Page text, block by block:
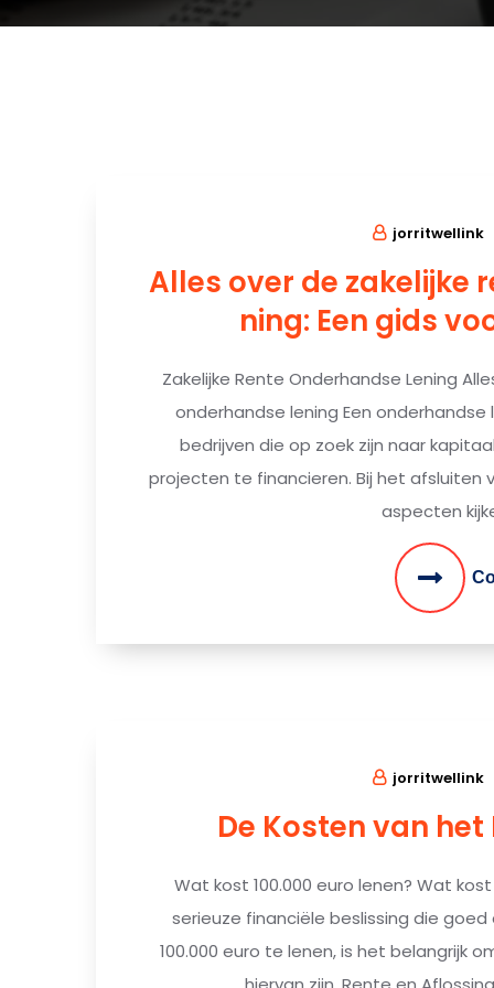
jorritwellink
Alles over de zakelijke
ning: Een gids
Zakelijke Rente Onderhandse Lening
onderhandse lening Een
bedrijven die op zoek zijn naar
projecten te financieren. Bij het afsluiten
aspecten
jorritwellink
De Kosten van het
Wat kost 100.000 euro lenen? Wat
serieuze financiële beslissing die
100.000 euro te lenen, is het belangrijk